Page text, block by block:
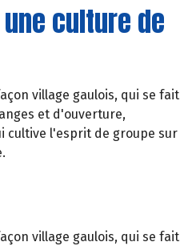
culture de
village gaulois, qui se fait
et d'ouverture,
cultive l'esprit de groupe sur
village gaulois, qui se fait